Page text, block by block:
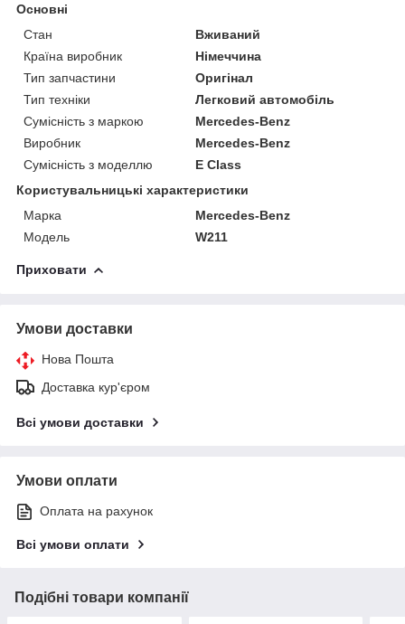
Основні
Стан
Вживаний
Країна виробник
Німеччина
Тип запчастини
Оригінал
Тип техніки
Легковий автомобіль
Сумісність з маркою
Mercedes-Benz
Виробник
Mercedes-Benz
Сумісність з моделлю
E Class
Користувальницькі характеристики
Марка
Mercedes-Benz
Модель
W211
Приховати
Умови доставки
Нова Пошта
Доставка кур'єром
Всі умови доставки
Умови оплати
Оплата на рахунок
Всі умови оплати
Подібні товари компанії